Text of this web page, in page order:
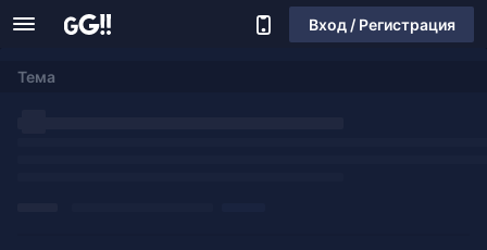
Вход / Регистрация
Тема